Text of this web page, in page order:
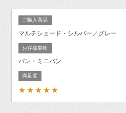
ご購入商品
マルチシェード・シルバー／グレー
お客様車種
バン・ミニバン
満足度
★★★★★